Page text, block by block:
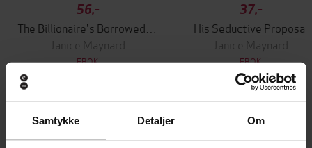
Samtykke Detaljer Om
56,-
Janice Maynard
EBOK
37,-
His Seductive Proposal
Janice Maynard
EBOK
Andre har også kjøpt